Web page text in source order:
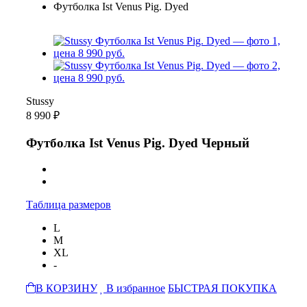
Футболка Ist Venus Pig. Dyed
Stussy
8 990 ₽
Футболка Ist Venus Pig. Dyed Черный
Таблица размеров
L
M
XL
-
В КОРЗИНУ
В избранное БЫСТРАЯ ПОКУПКА